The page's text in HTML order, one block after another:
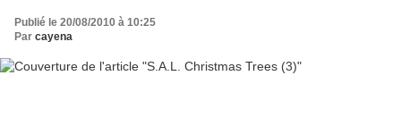
Publié le 20/08/2010 à 10:25
Par cayena